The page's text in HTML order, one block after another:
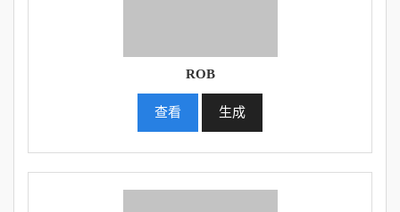
ROB
查看 生成